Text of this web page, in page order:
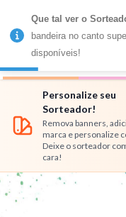
Números
Personalize seu
Sorteador!
Remova banners,
marca e personalize
Deixe o sorteador
cara!
Que tal ver o
bandeira no canto
disponíveis!